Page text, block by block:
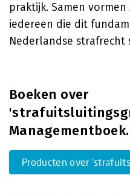
praktijk. Samen
iedereen die dit
Nederlandse strafrecht
Boeken over
Producten over